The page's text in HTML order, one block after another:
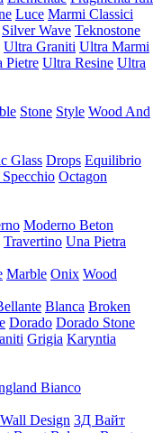
Luce Marmi Classici
Silver Wave Teknostone
Ultra Graniti Ultra Marmi
Pietre Ultra Resine Ultra
Stone Style Wood And
Glass Drops Equilibrio
Octagon
Moderno Beton
Travertino Una Pietra
Marble Onix Wood
Blanca Broken
Dorado Dorado Stone
Grigia Karyntia
Bianco
Design 3Д Вайт